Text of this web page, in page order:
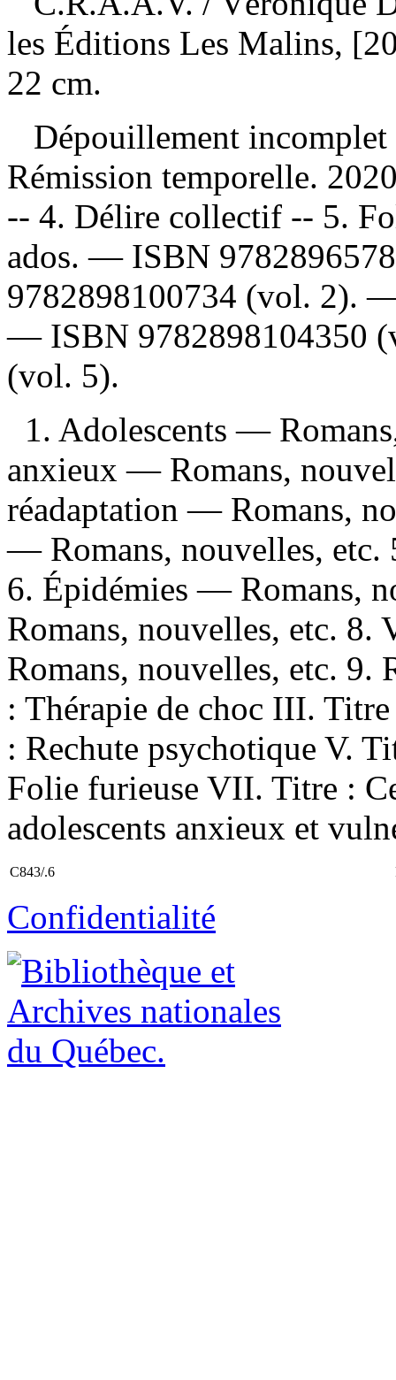
les Éditions Les Malins,
22 cm.
Dépouillement
Rémission temporelle.
-- 4. Délire collectif -- 5.
ados. — ISBN
9782898100734 (vol. 2).
— ISBN 9782898104350
(vol. 5).
1. Adolescents —
anxieux — Romans,
réadaptation — Romans,
— Romans, nouvelles,
6. Épidémies — Romans,
Romans, nouvelles, etc. 8.
Romans, nouvelles, etc.
: Thérapie de choc III.
: Rechute psychotique V.
Folie furieuse VII. Titre :
adolescents anxieux et
C843/.6
Confidentialité